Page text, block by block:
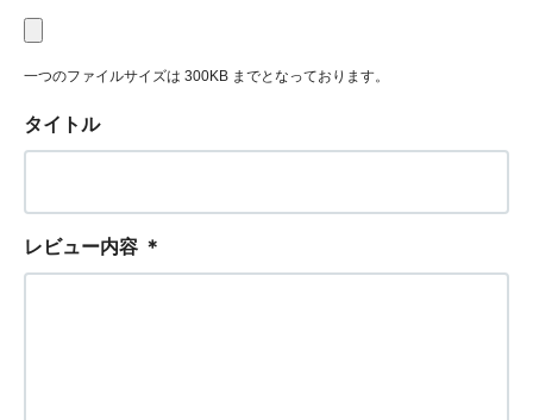
一つのファイルサイズは 300KB までとなっております。
タイトル
レビュー内容 ＊